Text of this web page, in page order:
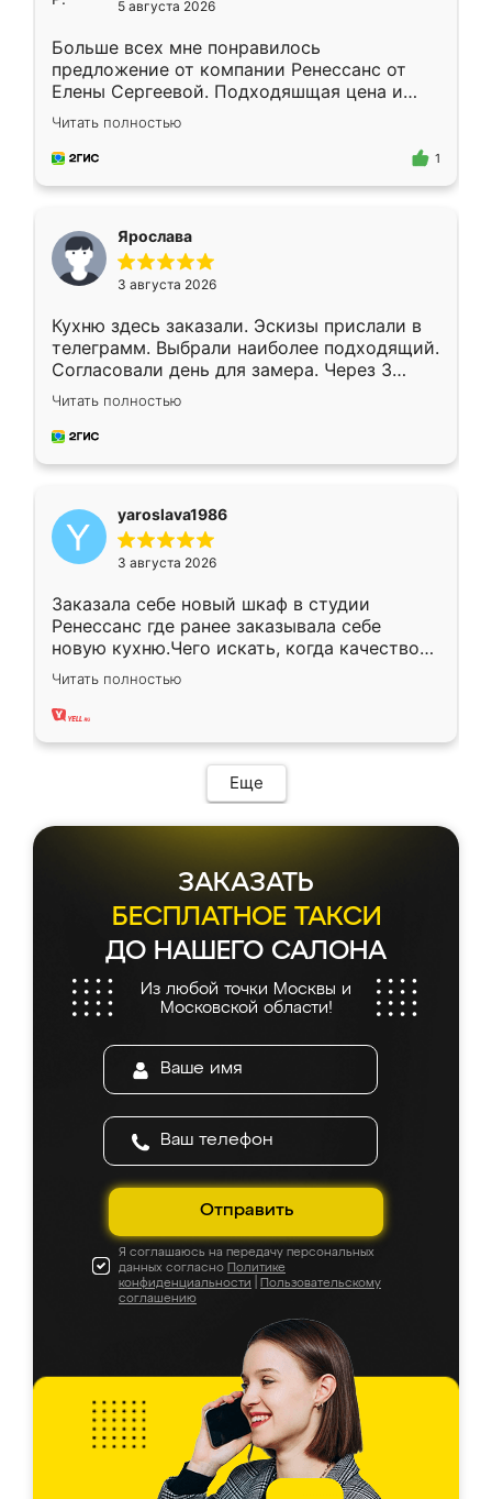
5 августа 2026
Больше всех мне понравилось
предложение от компании Ренессанс от
Елены Сергеевой. Подходяшщая цена и
короткие сроки изготовления. Приехавший
для замера сотрудник Владислав
предложил по моему эскизу самый
Читать полностью
1
Ярослава
3 августа 2026
Кухню здесь заказали. Эскизы прислали в
телеграмм. Выбрали наиболее подходящий.
Согласовали день для замера. Через 3
недели кухня была уже готова. Остались
довольны работой. Спасибо Ренессанс
мебель за качественную работу!
Читать полностью
yaroslava1986
3 августа 2026
Заказала себе новый шкаф в студии
Ренессанс где ранее заказывала себе
новую кухню.Чего искать, когда качеством
вполне довольна. Служит кухня уже почти
два года, нареканий нет.
Читать полностью
Еще
ЗАКАЗАТЬ
БЕСПЛАТНОЕ ТАКСИ
ДО НАШЕГО САЛОНА
Из любой точки Москвы и
Московской области!
Отправить
Я соглашаюсь на передачу персональных
данных согласно Политике
конфиденциальности
Пользовательскому
соглашению